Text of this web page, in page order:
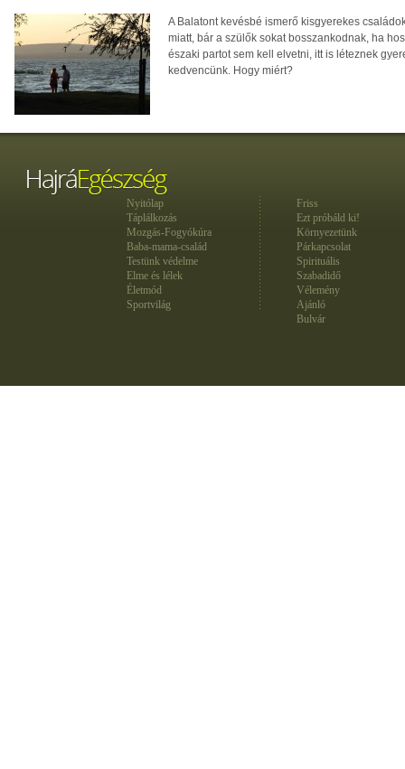
A Balatont kevésbé ismerő kisgyerekes
miatt, bár a szülők sokat bosszankodnak, ha
északi partot sem kell elvetni, itt is léteznek
kedvencünk. Hogy miért?
Nyitólap
Táplálkozás
Mozgás-Fogyókúra
Baba-mama-család
Testünk védelme
Elme és lélek
Életmód
Sportvilág
Friss
Ezt próbáld ki!
Környezetünk
Párkapcsolat
Spirituális
Szabadidő
Vélemény
Ajánló
Bulvár